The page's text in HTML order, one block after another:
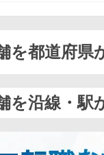
を都道府県
を沿線・駅